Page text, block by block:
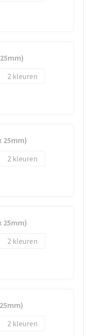
2
25mm)
2
25mm)
2
2